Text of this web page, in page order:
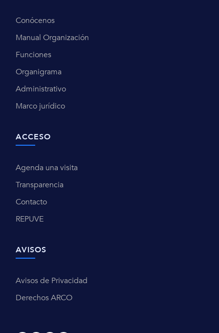
Conócenos
Manual Organización
Funciones
Organigrama
Administrativo
Marco jurídico
ACCESO
Agenda una visita
Transparencia
Contacto
REPUVE
AVISOS
Avisos de Privacidad
Derechos ARCO